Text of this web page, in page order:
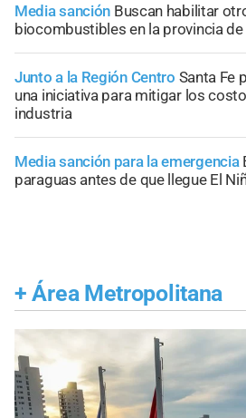
Media sanción Buscan habilitar
biocombustibles en la provincia de
Junto a la Región Centro Santa Fe
una iniciativa para mitigar los
industria
Media sanción para la emergencia
paraguas antes de que llegue El
+ Área Metropolitana